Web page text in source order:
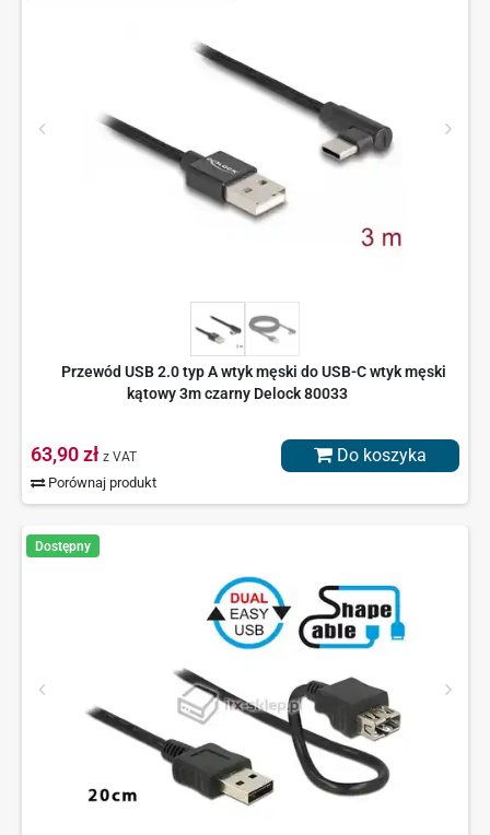
Przewód USB 2.0 typ A wtyk męski do USB-C wtyk męski
kątowy 3m czarny Delock 80033
63,90 zł z VAT
Porównaj produkt
Do koszyka
Dostępny